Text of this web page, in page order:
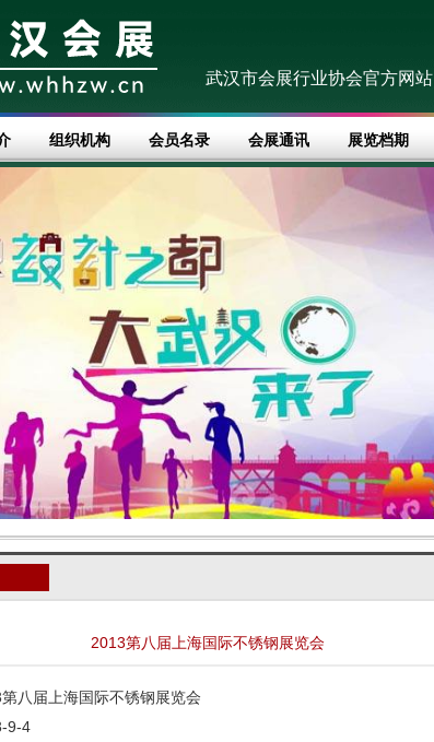
武汉市会展行业协会官方网站
组织机构 会员名录 会展通讯 展览档期
2013第八届上海国际不锈钢展览会
八届上海国际不锈钢展览会
9-4